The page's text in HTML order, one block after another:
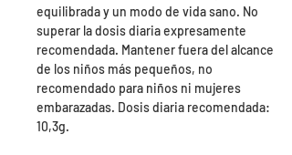
equilibrada y un modo de vida sano. No
superar la dosis diaria expresamente
recomendada. Mantener fuera del alcance
de los niños más pequeños, no
recomendado para niños ni mujeres
embarazadas. Dosis diaria recomendada:
10,3g.